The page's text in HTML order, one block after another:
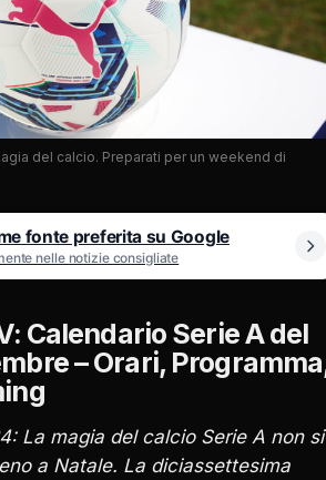
del calcio. Preparati per un weekend di
fonte preferita su Google
nelle notizie consigliate
Calendario Serie A del
– Orari,
La magia del calcio Serie A non si
a Natale. La diciassettesima